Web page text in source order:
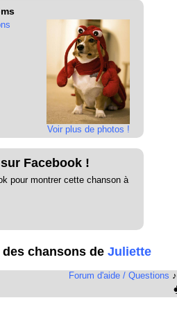
Voir plus de photos !
Facebook !
pour montrer cette chanson à
chansons de Juliette
Forum d'aide / Questions